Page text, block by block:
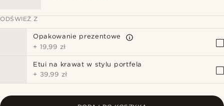
ODŚWIEŻ Z
Opakowanie prezentowe
+ 19,99 zł
Etui na krawat w stylu portfela
+ 39,99 zł